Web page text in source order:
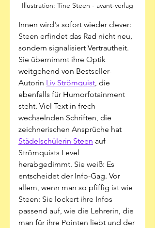
Illustration: Tine Steen - avant-verlag
Innen wird's sofort wieder clever:
Steen erfindet das Rad nicht neu,
sondern signalisiert Vertrautheit.
Sie übernimmt ihre Optik
weitgehend von Bestseller-
Autorin Liv Strömquist, die
ebenfalls für Humorfotainment
steht. Viel Text in frech
wechselnden Schriften, die
zeichnerischen Ansprüche hat
Städelschülerin Steen auf
Strömquists Level
herabgedimmt. Sie weiß: Es
entscheidet der Info-Gag. Vor
allem, wenn man so pfiffig ist wie
Steen: Sie lockert ihre Infos
passend auf, wie die Lehrerin, die
man für ihre Pointen liebt und der